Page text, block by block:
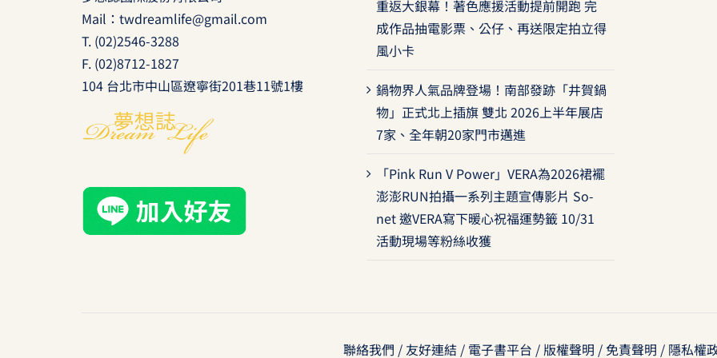
Mail： twdreamlife@gmail.com
T. (02)2546-3288
F. (02)8712-1827
104 台北市中山區遼寧街201巷11號1樓
重返大銀幕！著色應援活動提前開跑 完
成作品抽電影票、公仔、再送限定拍立得
風小卡
鍋物界人氣品牌登場！南部發跡「井賀鍋
物」正式北上插旗 雙北 2026上半年展店
7家、全年朝20家門市邁進
「Pink Run V Power」VERA為2026裙襬
澎澎RUN拍攝一系列主題宣傳影片 So-
net 邀VERA寫下暖心祝福運勢籤 10/31
活動現場等粉絲收獲
聯絡我們 / 友好連結 / 電子書平台 / 版權聲明 / 免責聲明 / 隱私權